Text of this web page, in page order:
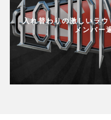
入れ替わりの激しいラ
メンバー